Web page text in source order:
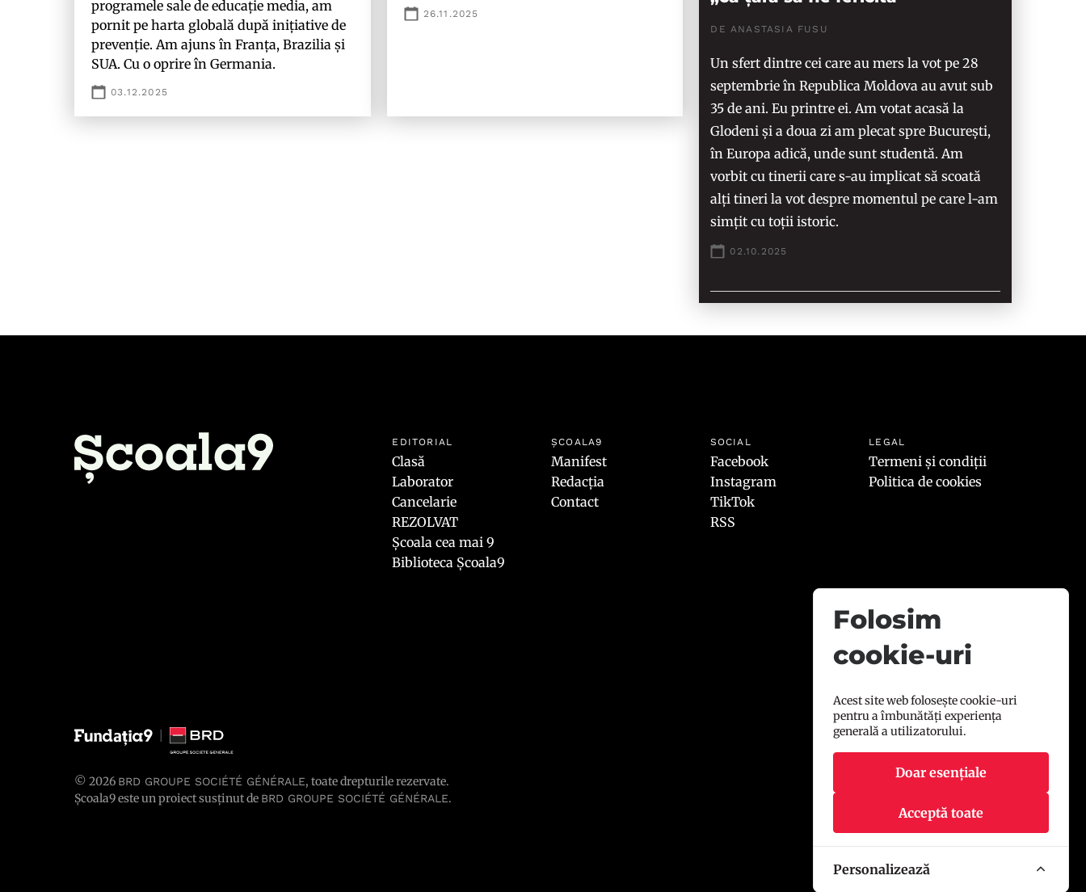
programele sale de educație media, am
pornit pe harta globală după inițiative de
prevenție. Am ajuns în Franța, Brazilia și
SUA. Cu o oprire în Germania.
03.12.2025
26.11.2025
DE ANASTASIA FUSU
Un sfert dintre cei care au mers la vot pe 28
septembrie în Republica Moldova au avut sub
35 de ani. Eu printre ei. Am votat acasă la
Glodeni și a doua zi am plecat spre București,
în Europa adică, unde sunt studentă. Am
vorbit cu tinerii care s-au implicat să scoată
alți tineri la vot despre momentul pe care l-am
simțit cu toții istoric.
02.10.2025
EDITORIAL
Clasă
Laborator
Cancelarie
REZOLVAT
Școala cea mai 9
Biblioteca Școala9
ȘCOALA9
Manifest
Redacția
Contact
SOCIAL
Facebook
Instagram
TikTok
RSS
LEGAL
Termeni și condiții
Politica de cookies
© 2026 BRD GROUPE SOCIÉTÉ GÉNÉRALE, toate drepturile rezervate.
Școala9 este un proiect susținut de BRD GROUPE SOCIÉTÉ GÉNÉRALE.
Folosim
cookie-uri
Acest site web folosește cookie-uri
pentru a îmbunătăți experiența
generală a utilizatorului.
Doar esențiale
Acceptă toate
Personalizează